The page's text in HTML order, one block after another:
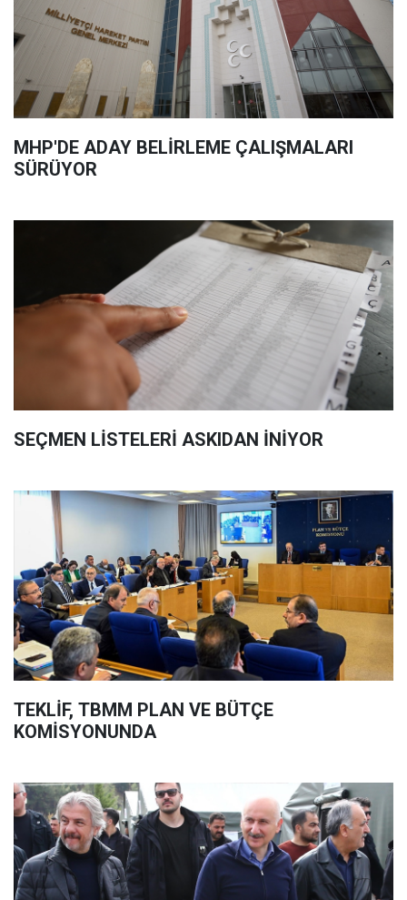
MHP'DE ADAY BELİRLEME ÇALIŞMALARI
SÜRÜYOR
SEÇMEN LİSTELERİ ASKIDAN İNİYOR
TEKLİF, TBMM PLAN VE BÜTÇE
KOMİSYONUNDA